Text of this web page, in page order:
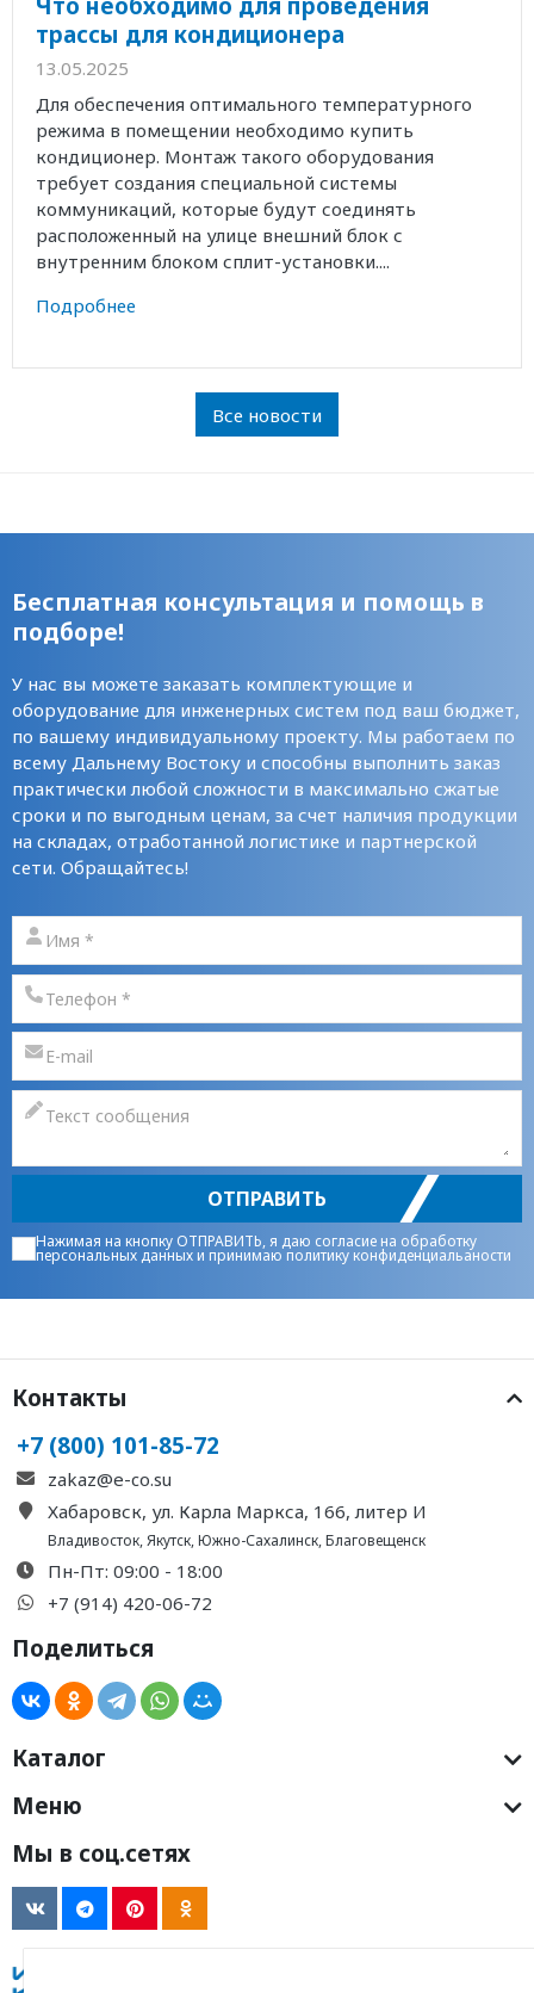
трассы для кондиционера
13.05.2025
Для обеспечения оптимального температурного
режима в помещении необходимо купить
кондиционер. Монтаж такого оборудования
требует создания специальной системы
коммуникаций, которые будут соединять
расположенный на улице внешний блок с
внутренним блоком сплит-установки....
Подробнее
Все новости
Бесплатная консультация и помощь в
подборе!
У нас вы можете заказать комплектующие и
оборудование для инженерных систем под ваш бюджет,
по вашему индивидуальному проекту. Мы работаем по
всему Дальнему Востоку и способны выполнить заказ
практически любой сложности в максимально сжатые
сроки и по выгодным ценам, за счет наличия продукции
на складах, отработанной логистике и партнерской
сети. Обращайтесь!
ОТПРАВИТЬ
Нажимая на кнопку ОТПРАВИТЬ, я даю согласие на обработку
персональных данныхи принимаюполитику конфиденциальаности
Контакты
+7 (800) 101-85-72
zakaz@e-co.su
Хабаровск, ул. Карла Маркса, 166, литер И
Владивосток,Якутск,Южно-Сахалинск,Благовещенск
Пн-Пт: 09:00 - 18:00
+7 (914) 420-06-72
Поделиться
Каталог
Меню
Мы в соц.сетях